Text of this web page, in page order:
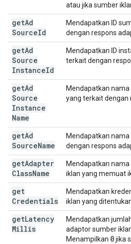
atau jika sumber
getAd
SourceId
Mendapatkan ID
dengan respons
getAd
Source
InstanceId
Mendapatkan ID
terkait dengan
getAd
Source
Instance
Name
Mendapatkan
yang terkait dengan
getAd
SourceName
Mendapatkan
dengan respons
getAdapter
ClassName
Mendapatkan
iklan yang memuat
get
Credentials
Mendapatkan
iklan yang
getLatency
Millis
Mendapatkan
adaptor sumber
Menampilkan 0jika